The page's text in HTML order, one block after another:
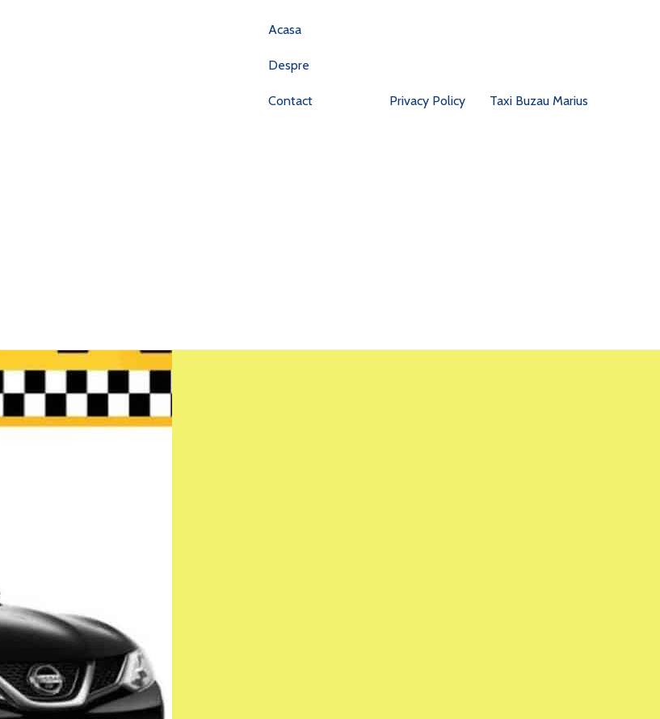
Acasa
Despre
Contact Privacy Policy Taxi Buzau Marius